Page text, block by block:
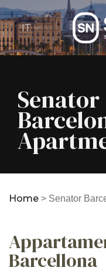
Salta
ai
contenuti
IT
Senator
Home > Senator
Barcellona